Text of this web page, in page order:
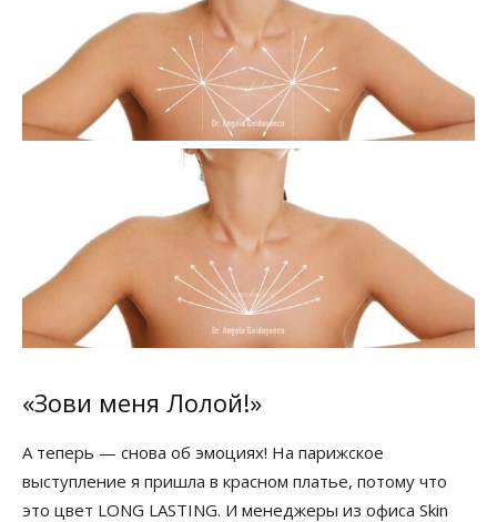
«Зови меня Лолой!»
А теперь — снова об эмоциях! На парижское
выступление я пришла в красном платье, потому что
это цвет LONG LASTING. И менеджеры из офиса Skin